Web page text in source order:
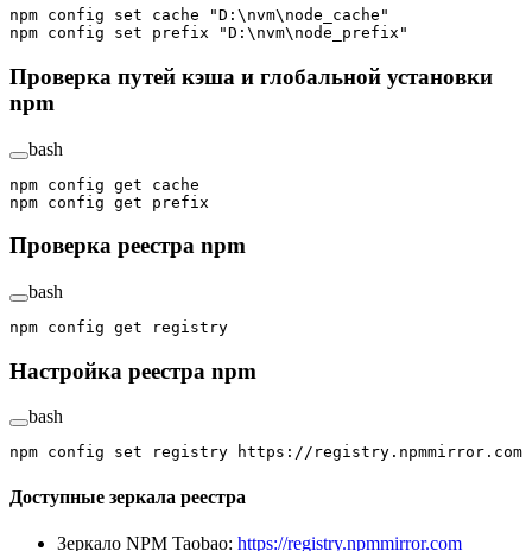
npm config set cache "D:\nvm\node_cache"
npm config set prefix "D:\nvm\node_prefix"
Проверка путей кэша и глобальной установки
npm
bash
npm config get cache
npm config get prefix
Проверка реестра npm
bash
npm config get registry
Настройка реестра npm
bash
npm config set registry https://registry.npmmirror.com
Доступные зеркала реестра
Зеркало NPM Taobao: https://registry.npmmirror.com